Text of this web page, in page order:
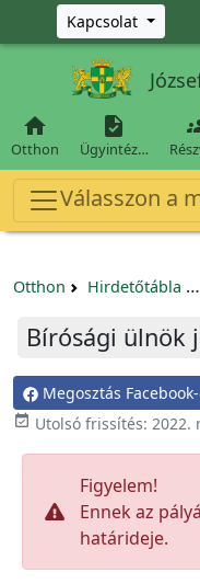
Ugrás a fő tartalomra
Kapcsolat

Otthon

Ügyintéz…
Válasszon a
Otthon Hirdetőtábla
Bírósági ülnök
Megosztás
 Utolsó frissítés: 2022.
Figyelem!
Ennek az
határideje.